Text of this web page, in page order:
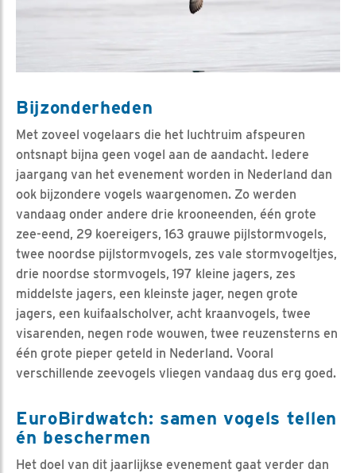
Bijzonderheden
Met zoveel vogelaars die het luchtruim afspeuren
ontsnapt bijna geen vogel aan de aandacht. Iedere
jaargang van het evenement worden in Nederland dan
ook bijzondere vogels waargenomen. Zo werden
vandaag onder andere drie krooneenden, één grote
zee-eend, 29 koereigers, 163 grauwe pijlstormvogels,
twee noordse pijlstormvogels, zes vale stormvogeltjes,
drie noordse stormvogels, 197 kleine jagers, zes
middelste jagers, een kleinste jager, negen grote
jagers, een kuifaalscholver, acht kraanvogels, twee
visarenden, negen rode wouwen, twee reuzensterns en
één grote pieper geteld in Nederland. Vooral
verschillende zeevogels vliegen vandaag dus erg goed.
EuroBirdwatch: samen vogels tellen
én beschermen
Het doel van dit jaarlijkse evenement gaat verder dan